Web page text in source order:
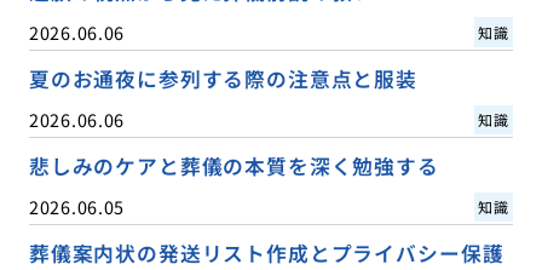
2026.06.06 知識
夏のお通夜に参列する際の注意点と服装
2026.06.06 知識
悲しみのケアと葬儀の本質を深く勉強する
2026.06.05 知識
葬儀案内状の発送リスト作成とプライバシー保護